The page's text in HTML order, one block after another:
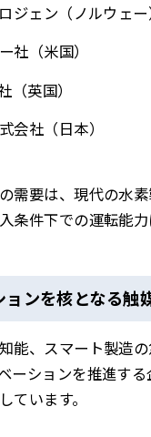
ジェン（ノルウェー
社（米国）
（英国）
会社（日本）
需要は、現代の水
条件下での運転能
ンを核となる触
能、スマート製造
ーションを推進す
ています。